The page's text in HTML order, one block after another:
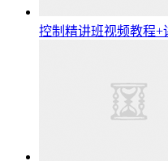
控制精讲班视频教程+